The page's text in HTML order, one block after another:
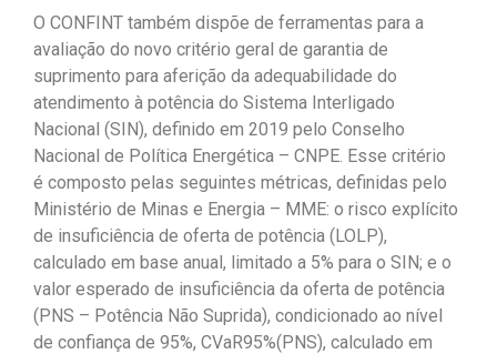
O CONFINT também dispõe de ferramentas para a
avaliação do novo critério geral de garantia de
suprimento para aferição da adequabilidade do
atendimento à potência do Sistema Interligado
Nacional (SIN), definido em 2019 pelo Conselho
Nacional de Política Energética – CNPE. Esse critério
é composto pelas seguintes métricas, definidas pelo
Ministério de Minas e Energia – MME: o risco explícito
de insuficiência de oferta de potência (LOLP),
calculado em base anual, limitado a 5% para o SIN; e o
valor esperado de insuficiência da oferta de potência
(PNS – Potência Não Suprida), condicionado ao nível
de confiança de 95%, CVaR95%(PNS), calculado em